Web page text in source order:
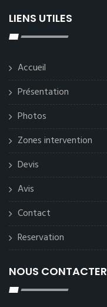
LIENS UTILES
Accueil
Présentation
Photos
Zones intervention
Devis
Avis
Contact
Reservation
NOUS CONTACTER